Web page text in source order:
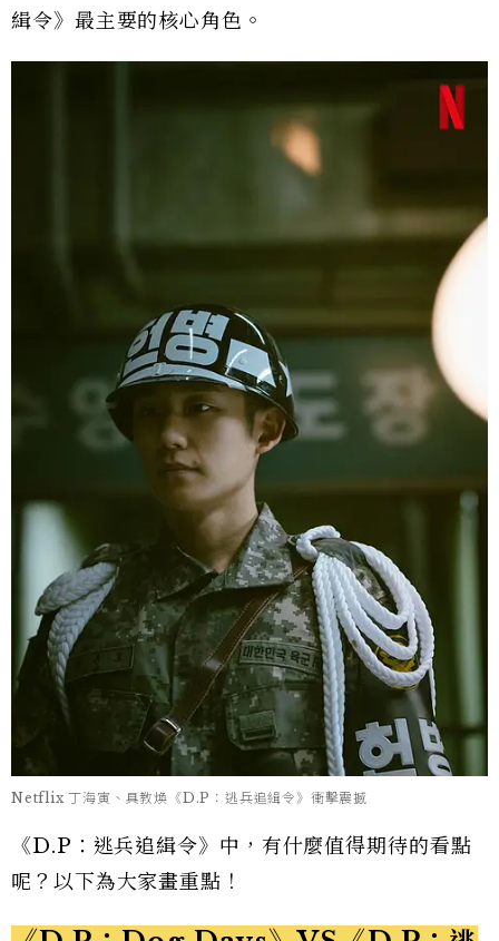
緝令》最主要的核心角色。
Netflix 丁海寅、具教煥《D.P：逃兵追緝令》衝擊震撼
《D.P：逃兵追緝令》中，有什麼值得期待的看點
呢？以下為大家畫重點！